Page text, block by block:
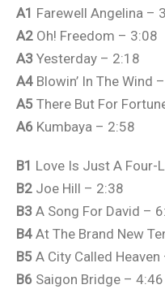
A1 Farewell Angelina –
A2 Oh! Freedom – 3:08
A3 Yesterday – 2:18
A4 Blowin’ In The Wind
A5 There But For
A6 Kumbaya – 2:58
B1 Love Is Just A Four-
B2 Joe Hill – 2:38
B3 A Song For David –
B4 At The Brand New
B5 A City Called
B6 Saigon Bridge – 4:46